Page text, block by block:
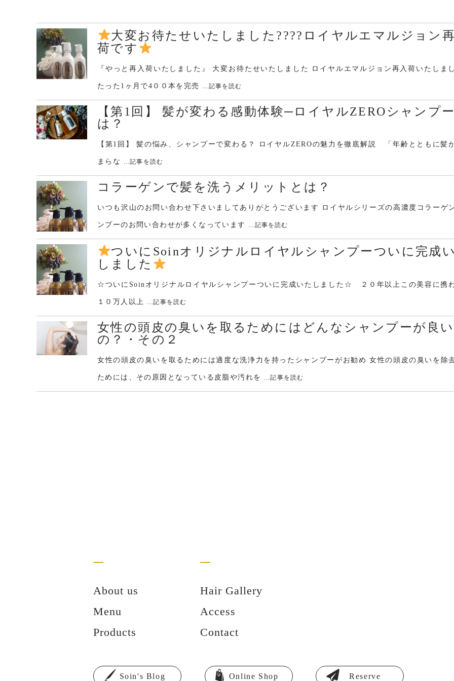
大変お待たせいたしました????ロイヤルエマルジョン
荷です
『やっと再入荷いたしました』 大変お待たせいたしました ロイヤルエマルジョン再入荷いたしま
たった1ヶ月で4００本を完売 ...記事を読む
【第1回】 髪が変わる感動体験─ロイヤルZEROシャンプ
は？
【第1回】 髪の悩み、シャンプーで変わる？ ロイヤルZEROの魅力を徹底解説 「年齢とともに髪
まらな ...記事を読む
コラーゲンで髪を洗うメリットとは？
いつも沢山のお問い合わせ下さいましてありがとうございます ロイヤルシリーズの高濃度コラーゲ
ンプーのお問い合わせが多くなっています ...記事を読む
ついにSoinオリジナルロイヤルシャンプーついに完成
しました
☆ついにSoinオリジナルロイヤルシャンプーついに完成いたしました☆ ２０年以上この美容に携
１０万人以上 ...記事を読む
女性の頭皮の臭いを取るためにはどんなシャンプーが良い
の？・その２
女性の頭皮の臭いを取るためには適度な洗浄力を持ったシャンプーがお勧め 女性の頭皮の臭いを除
ためには、その原因となっている皮脂や汚れを ...記事を読む
About us
Hair Gallery
Menu
Access
Products
Contact
Soin's Blog Online Shop Reserve